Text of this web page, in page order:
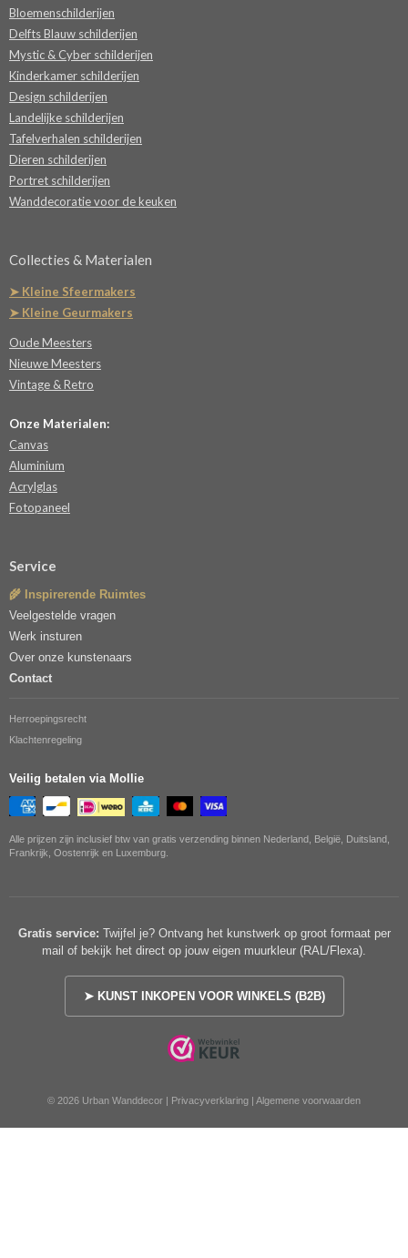
Bloemenschilderijen
Delfts Blauw schilderijen
Mystic & Cyber schilderijen
Kinderkamer schilderijen
Design schilderijen
Landelijke schilderijen
Tafelverhalen schilderijen
Dieren schilderijen
Portret schilderijen
Wanddecoratie voor de keuken
Collecties & Materialen
➤ Kleine Sfeermakers
➤ Kleine Geurmakers
Oude Meesters
Nieuwe Meesters
Vintage & Retro
Onze Materialen:
Canvas
Aluminium
Acrylglas
Fotopaneel
Service
🌾 Inspirerende Ruimtes
Veelgestelde vragen
Werk insturen
Over onze kunstenaars
Contact
Herroepingsrecht
Klachtenregeling
Veilig betalen via Mollie
Alle prijzen zijn inclusief btw van gratis verzending binnen Nederland, België, Duitsland,
Frankrijk, Oostenrijk en Luxemburg.
Gratis service: Twijfel je? Ontvang het kunstwerk op groot formaat per
mail of bekijk het direct op jouw eigen muurkleur (RAL/Flexa).
➤ KUNST INKOPEN VOOR WINKELS (B2B)
© 2026 Urban Wanddecor | Privacyverklaring | Algemene voorwaarden